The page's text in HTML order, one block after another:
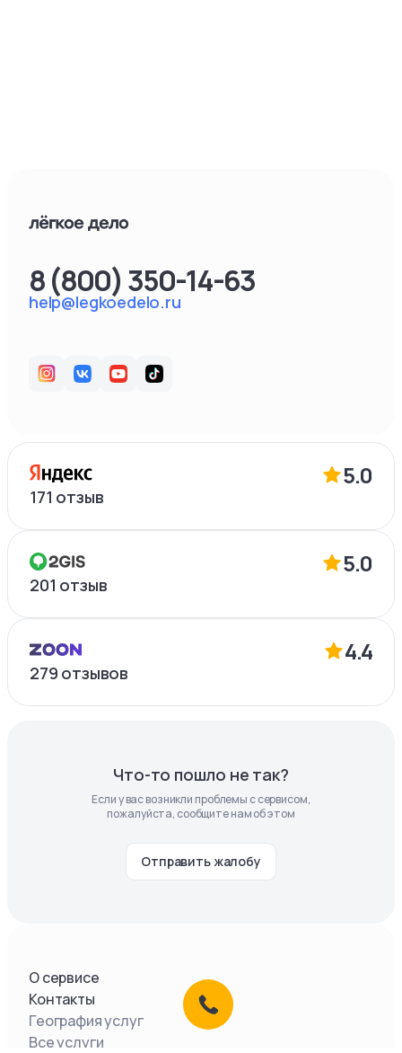
help@legkoedelo.ru
8 (800) 350-14-63
5.0
171 отзыв
5.0
201 отзыв
4.4
279 отзывов
Что-то пошло не так?
Если у вас возникли проблемы с сервисом,
пожалуйста, сообщите нам об этом
Отправить жалобу
О сервисе
Контакты
География услуг
Все услуги